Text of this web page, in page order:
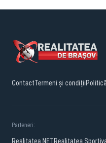
ContactTermeni și condiții
Parteneri:
Realitatea.NETRealitatea